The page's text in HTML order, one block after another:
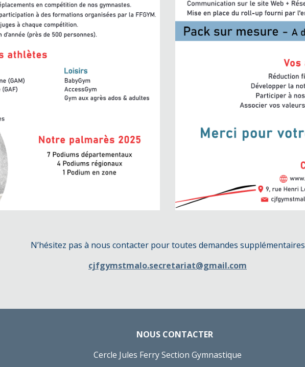
N’hésitez pas à nous contacter pour toutes demandes supplémentaires
cjfgymstmalo.secretariat@gmail.com
NOUS CONTACTER
Cercle Jules Ferry Section Gymnastique